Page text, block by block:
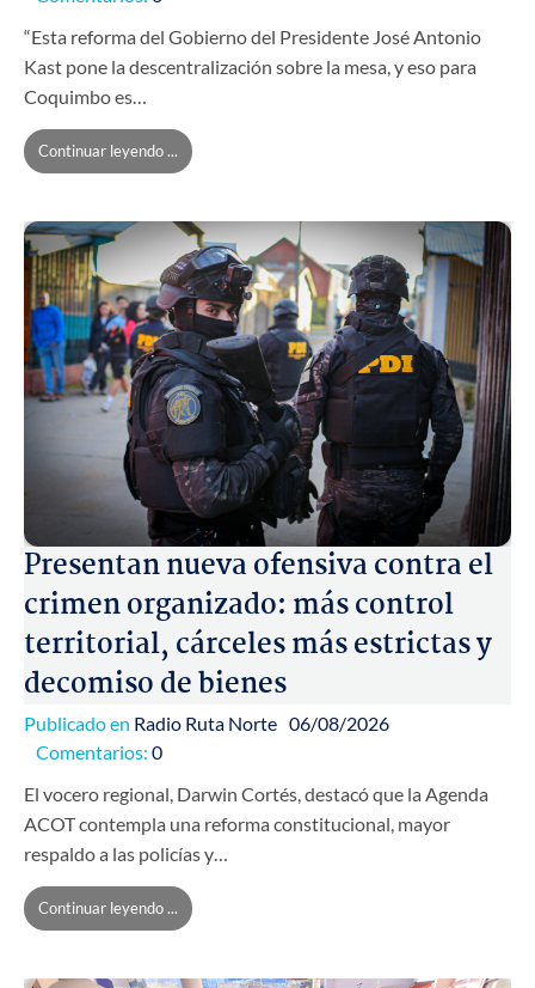
“Esta reforma del Gobierno del Presidente José Antonio
Kast pone la descentralización sobre la mesa, y eso para
Coquimbo es…
Continuar leyendo ...
Presentan nueva ofensiva contra el
crimen organizado: más control
territorial, cárceles más estrictas y
decomiso de bienes
Publicado en Radio Ruta Norte 06/08/2026
Comentarios: 0
El vocero regional, Darwin Cortés, destacó que la Agenda
ACOT contempla una reforma constitucional, mayor
respaldo a las policías y…
Continuar leyendo ...